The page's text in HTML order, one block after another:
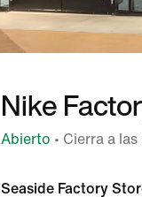
Nike
Abierto • Cierra a
Seaside Factory